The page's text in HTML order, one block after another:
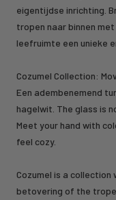
eigentijdse inrichting.
tropen naar binnen
leefruimte een unieke
Cozumel Collection:
Een adembenemend
hagelwit. The glass is
Meet your hand with
feel cozy.
Cozumel is a
betovering of the